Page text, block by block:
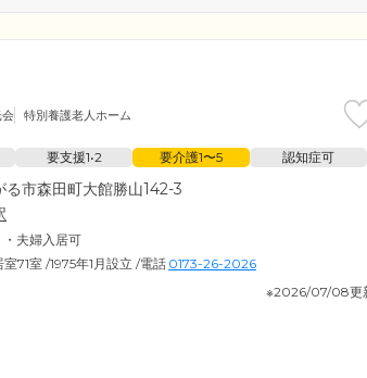
特別養護老人ホーム
要支援1•2 要介護1〜5 認知症可
る市森田町大館勝山142-3
夫婦入居可
室71室/1975年1月設立 /電話 0173-26-2026
※2026/07/08更